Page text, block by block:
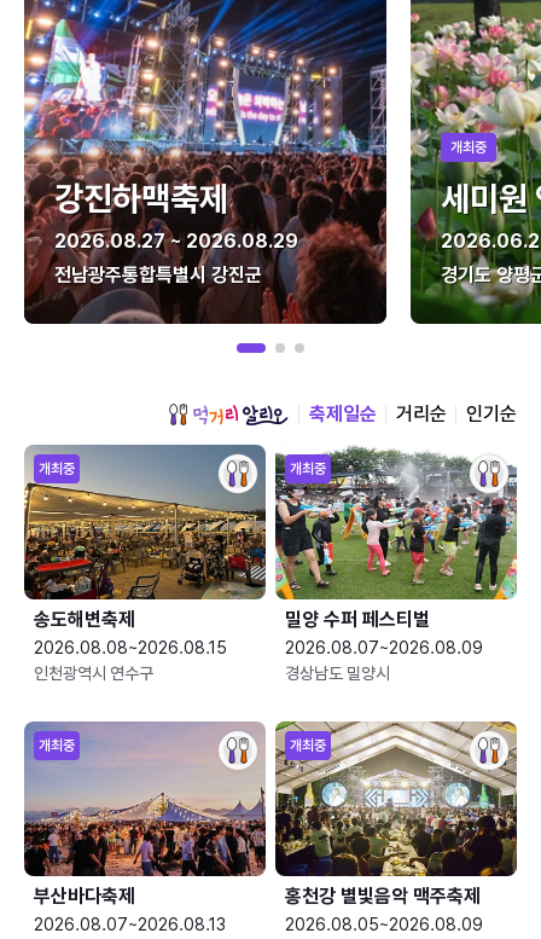
강진하맥축제
2026.08.27 ~ 2026.08.29
전남광주통합특별시 강진군
개최중
세미원
경기도 양평
축제일순 거리순 인기순
개최중
송도해변축제
2026.08.08~2026.08.15
인천광역시 연수구
개최중
밀양 수퍼 페스티벌
2026.08.07~2026.08.09
경상남도 밀양시
개최중
부산바다축제
2026.08.07~2026.08.13
개최중
홍천강 별빛음악 맥주축제
2026.08.05~2026.08.09